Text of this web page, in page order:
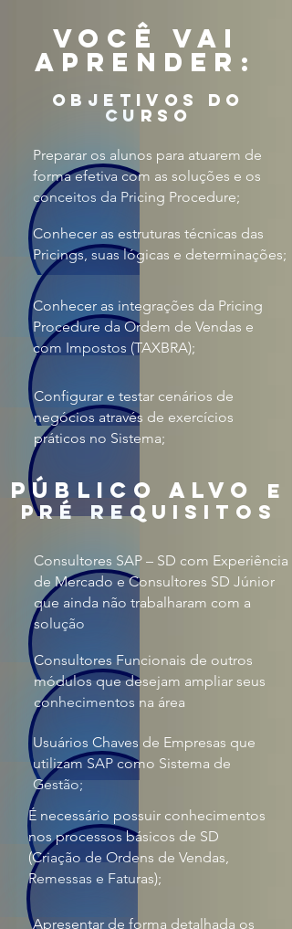
VOCÊ VAI
APRENDER:
objetivos do
curso
Preparar os alunos para atuarem de
forma efetiva com as soluções e os
conceitos da Pricing Procedure;
Conhecer as estruturas técnicas das
Pricings, suas lógicas e determinações;
Conhecer as integrações da Pricing
Procedure da Ordem de Vendas e
com Impostos (TAXBRA);
Configurar e testar cenários de
negócios através de exercícios
práticos no Sistema;
público alvo e
pré requisitos
Consultores SAP – SD com Experiência
de Mercado e Consultores SD Júnior
que ainda não trabalharam com a
solução
Consultores Funcionais de outros
módulos que desejam ampliar seus
conhecimentos na área
Usuários Chaves de Empresas que
utilizam SAP como Sistema de
Gestão;
É necessário possuir conhecimentos
nos processos básicos de SD
(Criação de Ordens de Vendas,
Remessas e Faturas);
Apresentar de forma detalhada os